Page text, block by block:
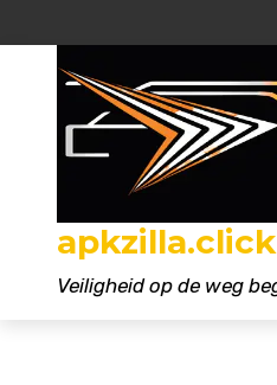
apkzilla.click
Veiligheid op de weg